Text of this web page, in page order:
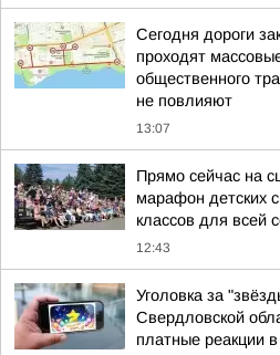
Сегодня дороги
проходят
общественного
не повлияют
13:07
Прямо сейчас на
марафон детских
классов для всей
12:43
Уголовка за
Свердловской
платные реакции